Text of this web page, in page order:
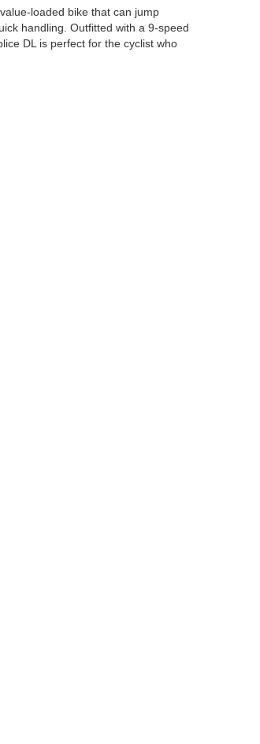
loaded bike that can jump
handling. Outfitted with a 9-speed
DL is perfect for the cyclist who